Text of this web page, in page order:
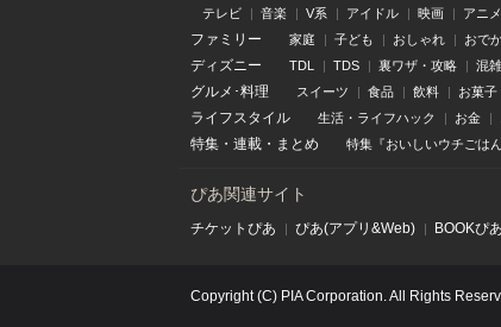
テレビ 音楽 V系 アイドル 映画 アニメ
ファミリー 家庭 子ども おしゃれ おで
ディズニー TDL TDS 裏ワザ・攻略 混
グルメ･料理 スイーツ 食品 飲料 お菓子
ライフスタイル 生活・ライフハック お金
特集 ・ 連載 ・ まとめ 特集『おいしいウチごはん
ぴあ関連サイト
チケットぴあ ぴあ(アプリ&Web) BOOKぴあ
Copyright (C) PIA Corporation. All Rights